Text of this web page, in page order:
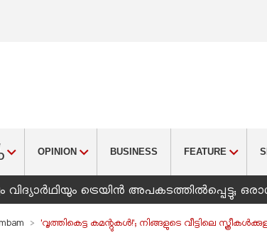
OPINION BUSINESS FEATURE
ട്രെയിൻ അപകടത്തിൽപ്പെട്ടു;
'വൃത്തികെട്ട കമന്റുകൾ!'; നിങ്ങളുടെ വീട്ടിലെ